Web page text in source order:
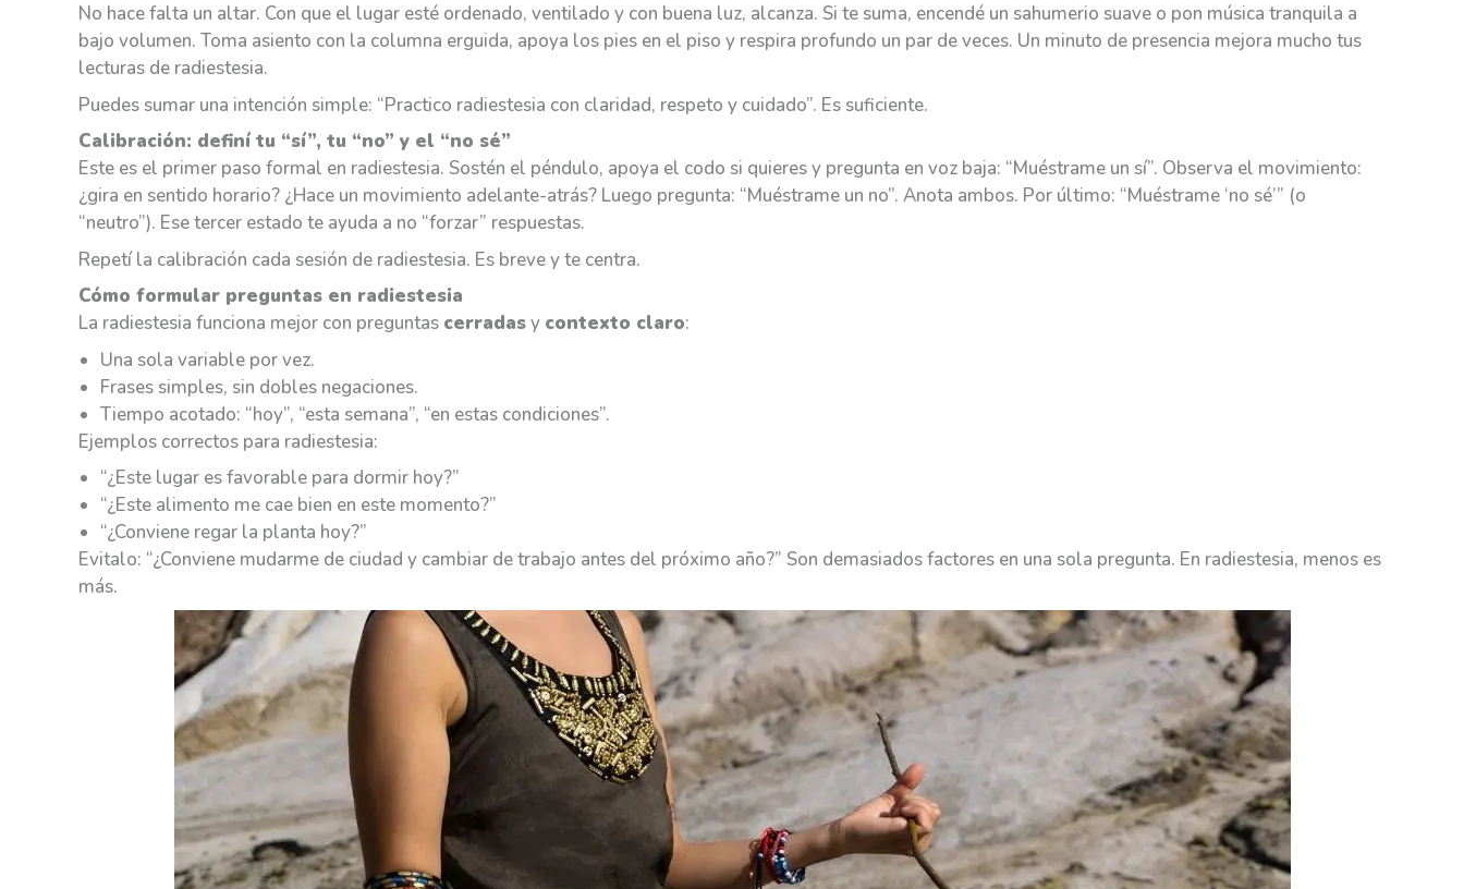
No hace falta un altar. Con que el lugar esté ordenado, ventilado y con buena luz, alcanza. Si te suma, encendé un sahumerio suave o pon música tranquila a
bajo volumen. Toma asiento con la columna erguida, apoya los pies en el piso y respira profundo un par de veces. Un minuto de presencia mejora mucho tus
lecturas de radiestesia.
Puedes sumar una intención simple: “Practico radiestesia con claridad, respeto y cuidado”. Es suficiente.
Calibración: definí tu “sí”, tu “no” y el “no sé”
Este es el primer paso formal en radiestesia. Sostén el péndulo, apoya el codo si quieres y pregunta en voz baja: “Muéstrame un sí”. Observa el movimiento:
¿gira en sentido horario? ¿Hace un movimiento adelante-atrás? Luego pregunta: “Muéstrame un no”. Anota ambos. Por último: “Muéstrame ‘no sé’” (o
“neutro”). Ese tercer estado te ayuda a no “forzar” respuestas.
Repetí la calibración cada sesión de radiestesia. Es breve y te centra.
Cómo formular preguntas en radiestesia
La radiestesia funciona mejor con preguntas cerradasy contexto claro:
Una sola variable por vez.
Frases simples, sin dobles negaciones.
Tiempo acotado: “hoy”, “esta semana”, “en estas condiciones”.
Ejemplos correctos para radiestesia:
“¿Este lugar es favorable para dormir hoy?”
“¿Este alimento me cae bien en este momento?”
“¿Conviene regar la planta hoy?”
Evitalo: “¿Conviene mudarme de ciudad y cambiar de trabajo antes del próximo año?” Son demasiados factores en una sola pregunta. En radiestesia, menos es
más.